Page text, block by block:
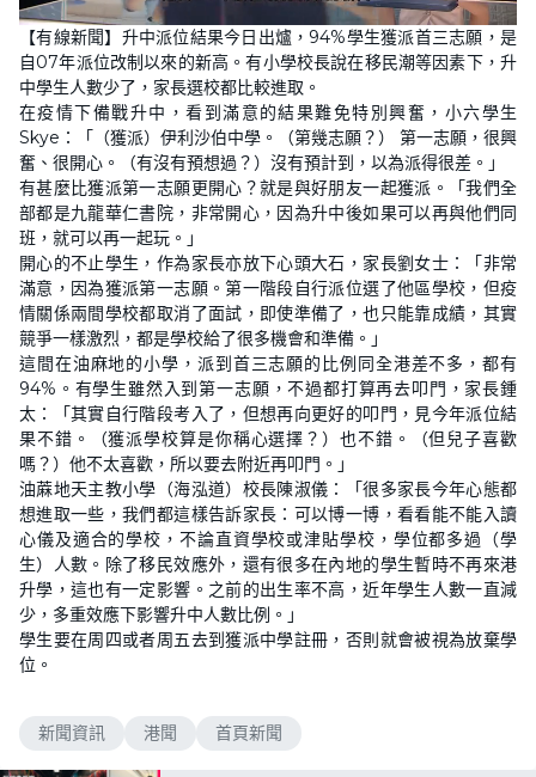
U
n
m
u
t
e
o
a
d
e
d
:
3
.
6
8
%
【有線新聞】升中派位結果今日出爐，94%學生獲派首三志願，是
自07年派位改制以來的新高。有小學校長說在移民潮等因素下，升
中學生人數少了，家長選校都比較進取。
在疫情下備戰升中，看到滿意的結果難免特別興奮，小六學生
Skye：「（獲派）伊利沙伯中學。（第幾志願？） 第一志願，很興
奮、很開心。（有沒有預想過？）沒有預計到，以為派得很差。」
有甚麼比獲派第一志願更開心？就是與好朋友一起獲派。「我們全
部都是九龍華仁書院，非常開心，因為升中後如果可以再與他們同
班，就可以再一起玩。」
開心的不止學生，作為家長亦放下心頭大石，家長劉女士：「非常
滿意，因為獲派第一志願。第一階段自行派位選了他區學校，但疫
情關係兩間學校都取消了面試，即使準備了，也只能靠成績，其實
競爭一樣激烈，都是學校給了很多機會和準備。」
這間在油麻地的小學，派到首三志願的比例同全港差不多，都有
94%。有學生雖然入到第一志願，不過都打算再去叩門，家長鍾
太：「其實自行階段考入了，但想再向更好的叩門，見今年派位結
果不錯。（獲派學校算是你稱心選擇？）也不錯。（但兒子喜歡
嗎？）他不太喜歡，所以要去附近再叩門。」
油蔴地天主教小學（海泓道）校長陳淑儀：「很多家長今年心態都
想進取一些，我們都這樣告訴家長：可以博一博，看看能不能入讀
心儀及適合的學校，不論直資學校或津貼學校，學位都多過（學
生）人數。除了移民效應外，還有很多在內地的學生暫時不再來港
升學，這也有一定影響。之前的出生率不高，近年學生人數一直減
少，多重效應下影響升中人數比例。」
學生要在周四或者周五去到獲派中學註冊，否則就會被視為放棄學
位。
新聞資訊 港聞 首頁新聞